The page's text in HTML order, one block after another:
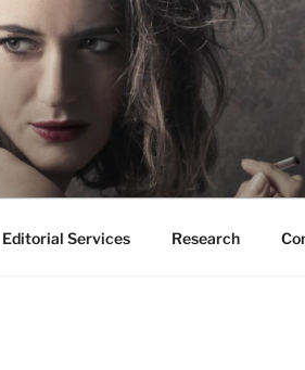
Editorial Services Research